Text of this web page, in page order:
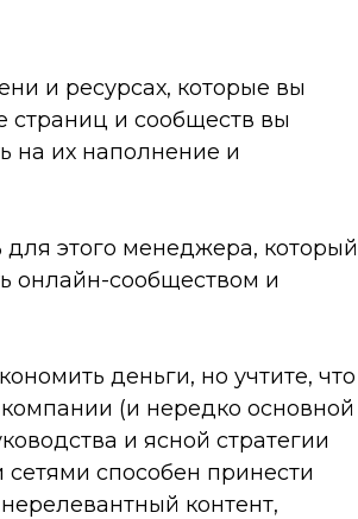
и ресурсах, которые вы
страниц и сообществ вы
на их наполнение и
для этого менеджера, который
онлайн-сообществом и
деньги, но учтите, что
(и нередко основной
и ясной стратегии
способен принести
контент,